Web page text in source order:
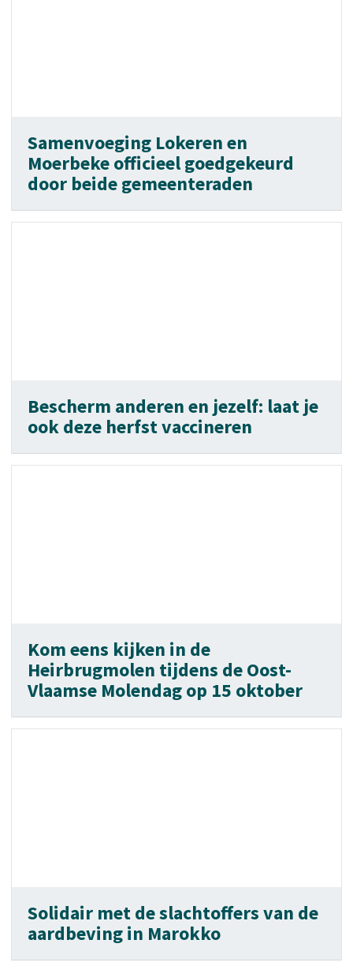
Samenvoeging Lokeren en
Moerbeke officieel goedgekeurd
door beide gemeenteraden
Bescherm anderen en jezelf: laat je
ook deze herfst vaccineren
Kom eens kijken in de
Heirbrugmolen tijdens de Oost-
Vlaamse Molendag op 15 oktober
Solidair met de slachtoffers van de
aardbeving in Marokko